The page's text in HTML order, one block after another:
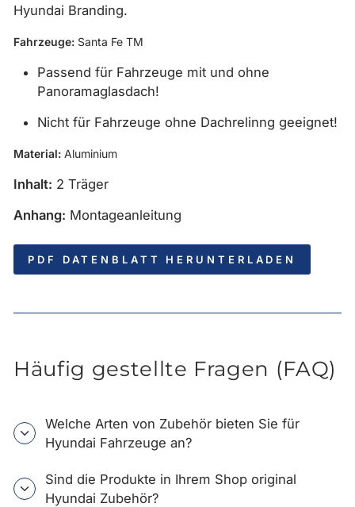
Hyundai Branding.
Fahrzeuge: Santa Fe TM
Passend für Fahrzeuge mit und ohne
Panoramaglasdach!
Nicht für Fahrzeuge ohne Dachrelinng geeignet!
Material: Aluminium
Inhalt: 2 Träger
Anhang: Montageanleitung
PDF DATENBLATT HERUNTERLADEN
Häufig gestellte Fragen (FAQ)
Welche Arten von Zubehör bieten Sie für
Hyundai Fahrzeuge an?
Sind die Produkte in Ihrem Shop original
Hyundai Zubehör?